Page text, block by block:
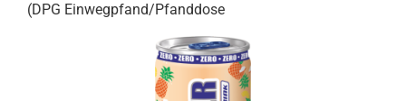
(DPG Ein­weg­pfand/Pfand­do­se